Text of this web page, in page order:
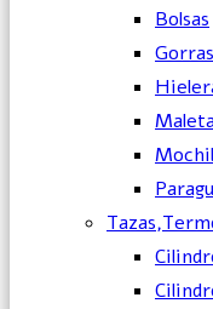
Bolsas
Gorras